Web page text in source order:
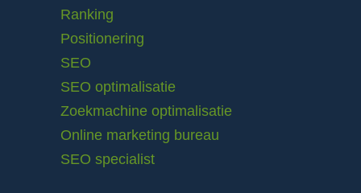
Ranking
Positionering
SEO
SEO optimalisatie
Zoekmachine optimalisatie
Online marketing bureau
SEO specialist